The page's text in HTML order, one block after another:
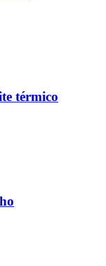
térmico